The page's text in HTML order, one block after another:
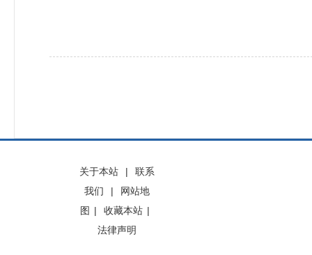
关于本站 |
联系
我们
|
网站地
图 | 收藏本站 |
法律声明